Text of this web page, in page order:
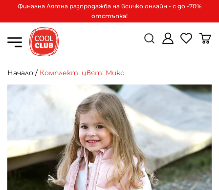
Финална Лятна разпродажба на всичко онлайн - с до -70%
отстъпка!
Начало / Комплект, цвят: Микс